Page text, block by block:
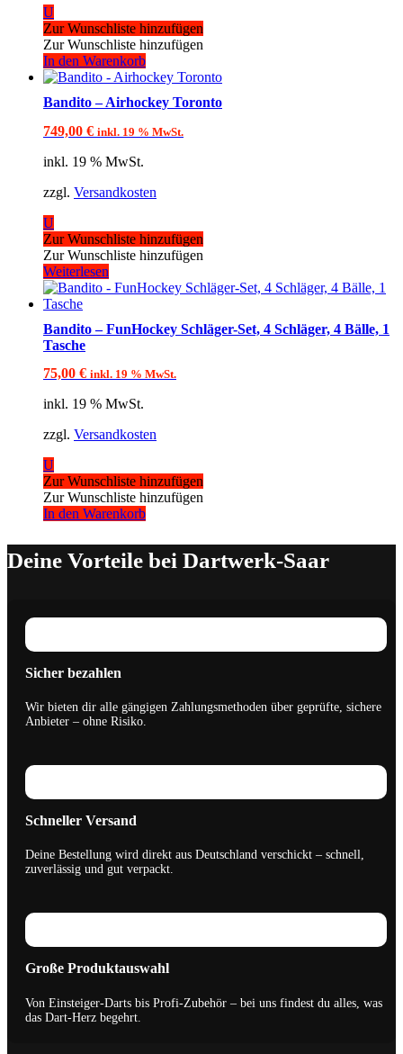
U
Zur Wunschliste hinzufügen
Zur Wunschliste hinzufügen
In den Warenkorb
Bandito – Airhockey Toronto
749,00 € inkl. 19 % MwSt.
inkl. 19 % MwSt.
zzgl. Versandkosten
U
Zur Wunschliste hinzufügen
Zur Wunschliste hinzufügen
Weiterlesen
Bandito – FunHockey Schläger-Set, 4 Schläger, 4 Bälle, 1
Tasche
75,00 € inkl. 19 % MwSt.
inkl. 19 % MwSt.
zzgl. Versandkosten
U
Zur Wunschliste hinzufügen
Zur Wunschliste hinzufügen
In den Warenkorb
Deine Vorteile bei Dartwerk-Saar
Sicher bezahlen
Wir bieten dir alle gängigen Zahlungsmethoden über geprüfte, sichere
Anbieter – ohne Risiko.
Schneller Versand
Deine Bestellung wird direkt aus Deutschland verschickt – schnell,
zuverlässig und gut verpackt.
Große Produktauswahl
Von Einsteiger-Darts bis Profi-Zubehör – bei uns findest du alles, was
das Dart-Herz begehrt.